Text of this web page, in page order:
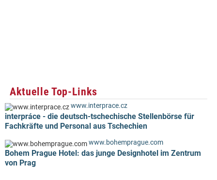
Aktuelle Top-Links
www.interprace.cz
interpráce - die deutsch-tschechische Stellenbörse für
Fachkräfte und Personal aus Tschechien
www.bohemprague.com
Bohem Prague Hotel: das junge Designhotel im Zentrum
von Prag